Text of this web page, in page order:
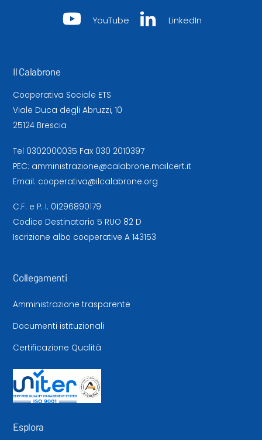
YouTube LinkedIn
Il Calabrone
Cooperativa Sociale ETS
Viale Duca degli Abruzzi, 10
25124 Brescia
Tel 0302000035 Fax 030 2010397
PEC: amministrazione@calabrone.mailcert.it
Email: cooperativa@ilcalabrone.org
C.F. e P. I. 01296890179
Codice Destinatario 5 RUO 82 D
Iscrizione albo cooperative A 143153
Collegamenti
Amministrazione trasparente
Documenti istituzionali
Certificazione Qualità
Esplora